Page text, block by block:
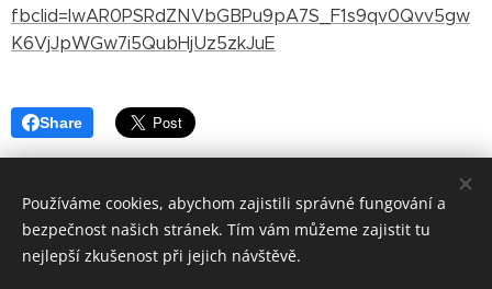
fbclid=IwAR0PSRdZNVbGBPu9pA7S_F1s9qv0Qvv5gw
K6VjJpWGw7i5QubHjUz5zkJuE
Share
© 2018 Sportovníklub SK Stehelčeves
Používáme cookies, abychom zajistili správné fungování a
bezpečnost našich stránek. Tím vám můžeme zajistit tu
nejlepší zkušenost při jejich návštěvě.